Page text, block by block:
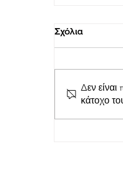
Απόλλων
Σχόλια
Δεν
κάτοχο